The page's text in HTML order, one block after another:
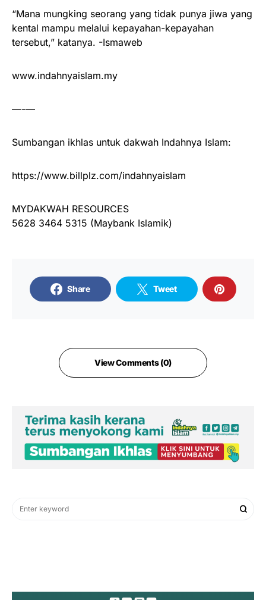
“Mana mungking seorang yang tidak punya jiwa yang
kental mampu melalui kepayahan-kepayahan
tersebut,” katanya. -Ismaweb
www.indahnyaislam.my
—-—
Sumbangan ikhlas untuk dakwah Indahnya Islam:
https://www.billplz.com/indahnyaislam
MYDAKWAH RESOURCES
5628 3464 5315 (Maybank Islamik)
Share Tweet
View Comments (0)